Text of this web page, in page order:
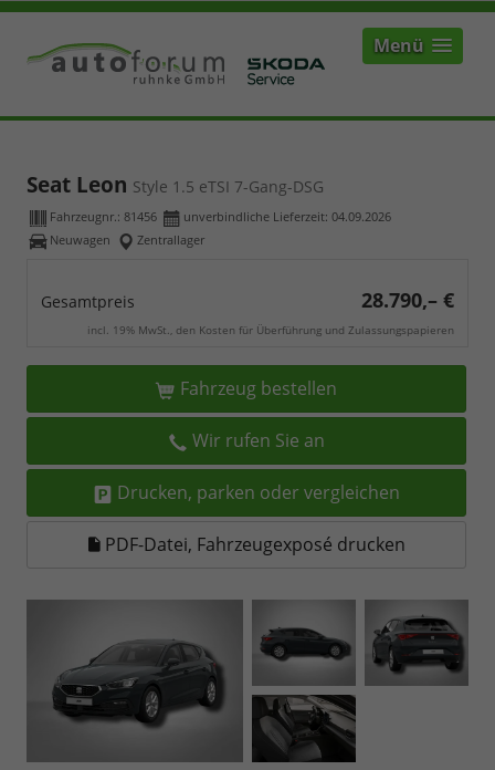
Menü
Seat Leon Style 1.5 eTSI 7-Gang-DSG
Fahrzeugnr.: 81456 unverbindliche Lieferzeit: 04.09.2026
Neuwagen
Zentrallager
Gesamtpreis 28.790,– €
incl. 19% MwSt., den Kosten für Überführung und Zulassungspapieren
Fahrzeug bestellen
Wir rufen Sie an
Drucken, parken oder vergleichen
PDF-Datei, Fahrzeugexposé drucken